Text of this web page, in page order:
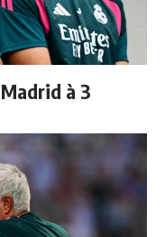
à 3